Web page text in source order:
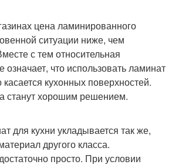
цена ламинированного
ситуации ниже, чем
с тем относительная
что использовать ламинат
касается кухонных поверхностей.
станут хорошим решением.
для кухни укладывается так же,
другого класса.
просто. При условии